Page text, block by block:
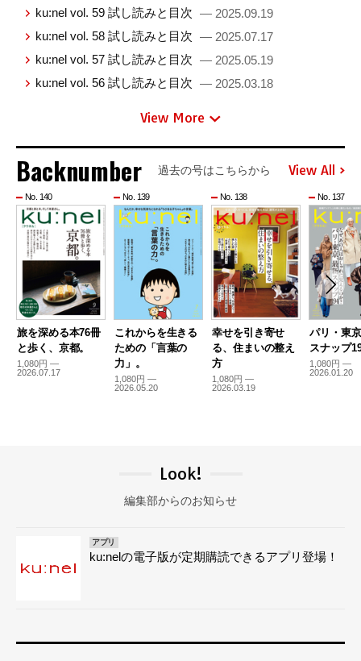
ku:nel vol. 59 試し読みと目次 — 2025.09.19
ku:nel vol. 58 試し読みと目次 — 2025.07.17
ku:nel vol. 57 試し読みと目次 — 2025.05.19
ku:nel vol. 56 試し読みと目次 — 2025.03.18
View More
Backnumber 過去の号はこちらから View All
No. 140
旅を深める本76冊
と歩く、京都。
1,080円 —
2026.07.17
No. 139
これからを生きる
ための「言葉の
力」。
1,080円 —
2026.05.20
No. 138
幸せを引き寄せ
る、住まいの整え
方
1,080円 —
2026.03.19
No. 137
パリ・東
スナップ
1,080円 —
2026.01.20
Look!
編集部からのお知らせ
アプリ
ku:nelの電子版が定期購読できるアプリ登場！